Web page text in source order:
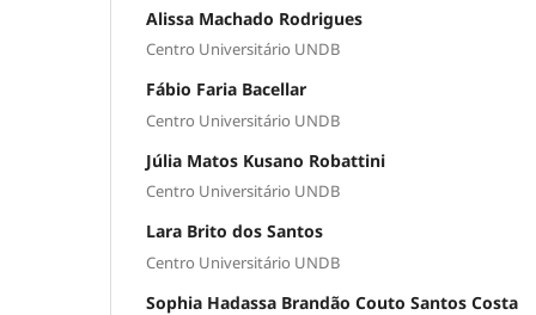
Alissa Machado Rodrigues
Centro Universitário UNDB
Fábio Faria Bacellar
Centro Universitário UNDB
Júlia Matos Kusano Robattini
Centro Universitário UNDB
Lara Brito dos Santos
Centro Universitário UNDB
Sophia Hadassa Brandão Couto Santos Costa